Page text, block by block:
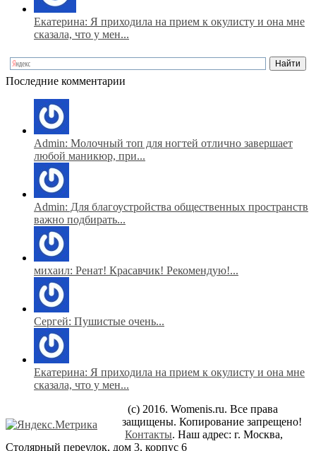
Екатерина: Я приходила на прием к окулисту и она мне
сказала, что у мен...
Последние комментарии
Admin: Молочный топ для ногтей отлично завершает
любой маникюр, при...
Admin: Для благоустройства общественных пространств
важно подбирать...
михаил: Ренат! Красавчик! Рекомендую!...
Сергей: Пушистые очень...
Екатерина: Я приходила на прием к окулисту и она мне
сказала, что у мен...
(c) 2016. Womenis.ru. Все права
защищены. Копирование запрещено!
Контакты. Наш адрес: г. Москва,
Столярный переулок, дом 3, корпус 6